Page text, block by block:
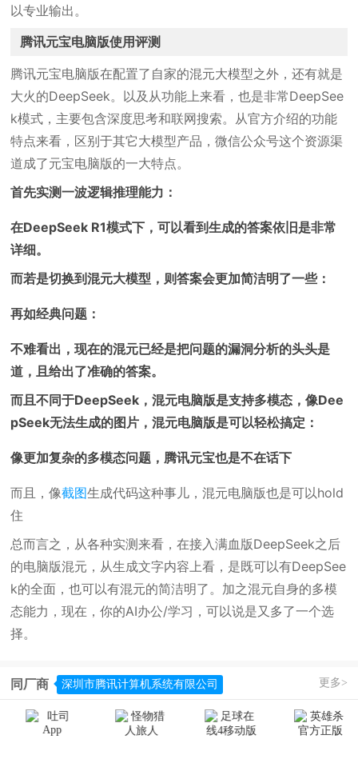
以专业输出。
腾讯元宝电脑版使用评测
腾讯元宝电脑版在配置了自家的混元大模型之外，还有就是
大火的DeepSeek。以及从功能上来看，也是非常DeepSee
k模式，主要包含深度思考和联网搜索。从官方介绍的功能
特点来看，区别于其它大模型产品，微信公众号这个资源渠
道成了元宝电脑版的一大特点。
首先实测一波逻辑推理能力：
在DeepSeek R1模式下，可以看到生成的答案依旧是非常
详细。
而若是切换到混元大模型，则答案会更加简洁明了一些：
再如经典问题：
不难看出，现在的混元已经是把问题的漏洞分析的头头是
道，且给出了准确的答案。
而且不同于DeepSeek，混元电脑版是支持多模态，像Dee
pSeek无法生成的图片，混元电脑版是可以轻松搞定：
像更加复杂的多模态问题，腾讯元宝也是不在话下
而且，像截图生成代码这种事儿，混元电脑版也是可以hold
住
总而言之，从各种实测来看，在接入满血版DeepSeek之后
的电脑版混元，从生成文字内容上看，是既可以有DeepSee
k的全面，也可以有混元的简洁明了。加之混元自身的多模
态能力，现在，你的AI办公/学习，可以说是又多了一个选
择。
同厂商 深圳市腾讯计算机系统有限公司 更多>